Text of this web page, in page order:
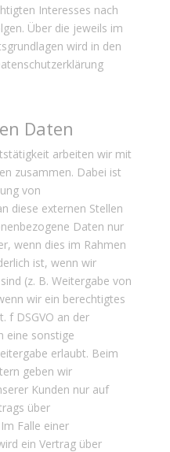
Interesses nach
Über die jeweils im
wird in den
Daten
arbeiten wir mit
zusammen. Dabei ist
von
diese externen Stellen
Daten nur
wenn dies im Rahmen
ist, wenn wir
(z. B. Weitergabe von
wir ein berechtigtes
f DSGVO an der
eine sonstige
erlaubt. Beim
geben wir
Kunden nur auf
über
Falle einer
ein Vertrag über